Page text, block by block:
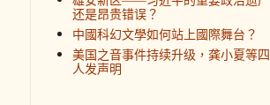
还是昂贵错误？
中國科幻文學如何站上國際舞台？
美国之音事件持续升级，龚小夏等四
人发声明